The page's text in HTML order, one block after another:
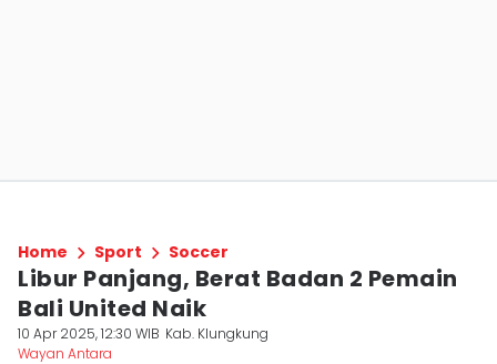
Home Sport Soccer
Libur Panjang, Berat Badan 2 Pemain
Bali United Naik
10 Apr 2025, 12:30 WIB Kab. Klungkung
Wayan Antara